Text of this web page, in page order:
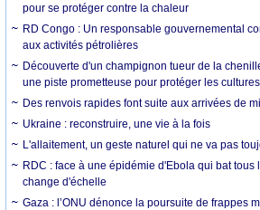
pour se protéger contre la chaleur
RD Congo : Un responsable gouvernemental
aux activités pétrolières
Découverte d'un champignon tueur de la
une piste prometteuse pour protéger les cultures
Des renvois rapides font suite aux arrivées de
Ukraine : reconstruire, une vie à la fois
L'allaitement, un geste naturel qui ne va pas
RDC : face à une épidémie d'Ebola qui bat tous
change d'échelle
Gaza : l’ONU dénonce la poursuite de frappes